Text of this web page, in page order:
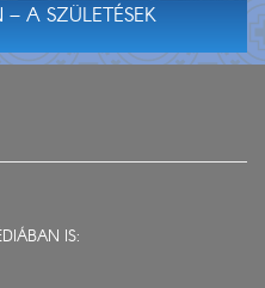
A SZÜLETÉSEK
IS: